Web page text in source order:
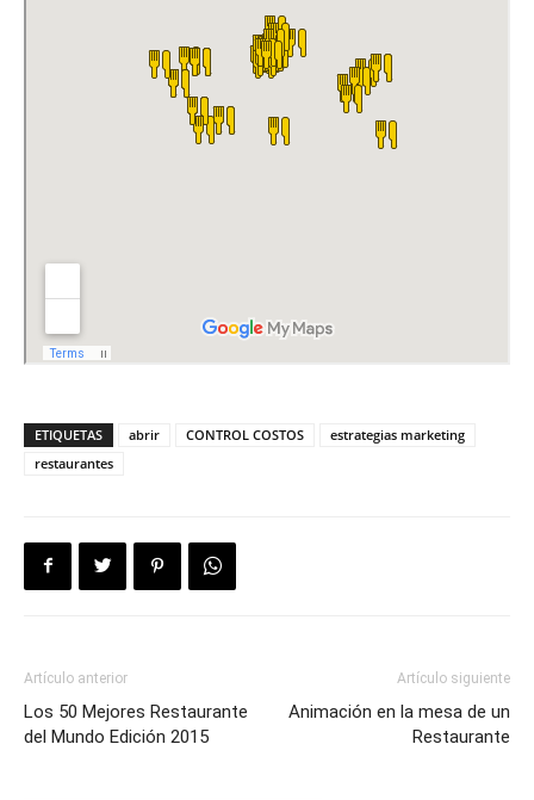
ETIQUETAS abrir CONTROL COSTOS
estrategias marketing
restaurantes
Artículo anterior
Los 50 Mejores Restaurante
del Mundo Edición 2015
Artículo siguiente
Animación en la mesa de un
Restaurante